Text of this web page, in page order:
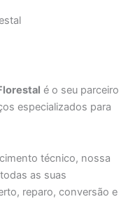
é o seu parceiro
especializados para
técnico, nossa
as suas
reparo, conversão e